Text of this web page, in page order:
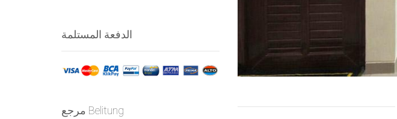
الدفعة المستلمة
مرجع Belitung